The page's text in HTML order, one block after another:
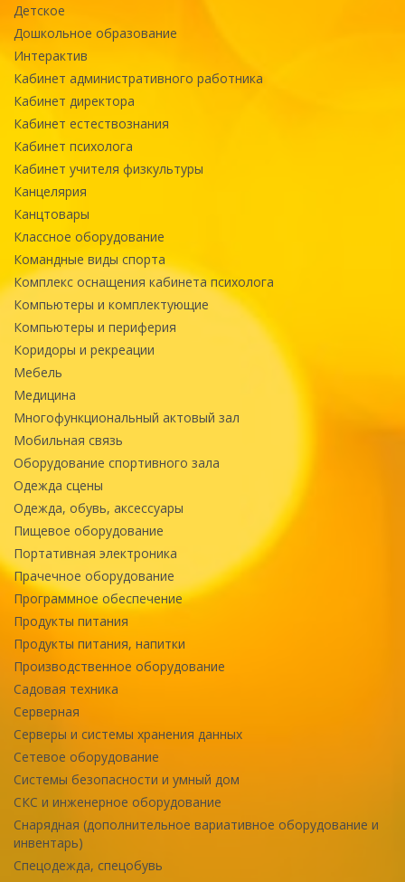
Детское
Дошкольное образование
Интерактив
Кабинет административного работника
Кабинет директора
Кабинет естествознания
Кабинет психолога
Кабинет учителя физкультуры
Канцелярия
Канцтовары
Классное оборудование
Командные виды спорта
Комплекс оснащения кабинета психолога
Компьютеры и комплектующие
Компьютеры и периферия
Коридоры и рекреации
Мебель
Медицина
Многофункциональный актовый зал
Мобильная связь
Оборудование спортивного зала
Одежда сцены
Одежда, обувь, аксессуары
Пищевое оборудование
Портативная электроника
Прачечное оборудование
Программное обеспечение
Продукты питания
Продукты питания, напитки
Производственное оборудование
Садовая техника
Серверная
Серверы и системы хранения данных
Сетевое оборудование
Системы безопасности и умный дом
СКС и инженерное оборудование
Снарядная (дополнительное вариативное оборудование и
инвентарь)
Спецодежда, спецобувь